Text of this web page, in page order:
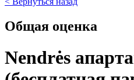
Общая оценка
Nendrės